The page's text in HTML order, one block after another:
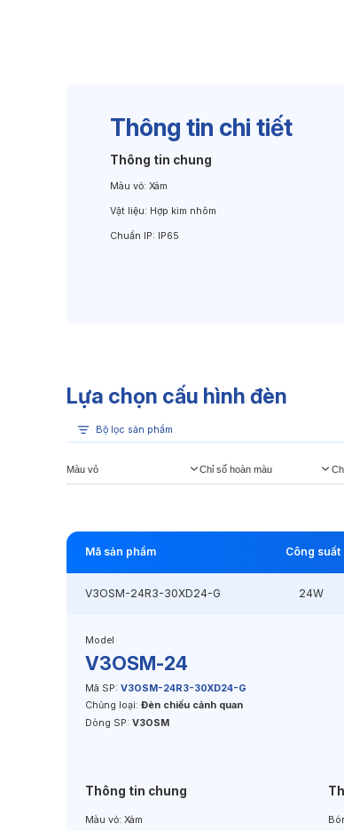
Thông tin chi tiết
Thông tin chung
Màu vỏ: Xám
Vật liệu: Hợp kim nhôm
Chuẩn IP: IP65
Lựa chọn cấu hình đèn
Bộ lọc sản phẩm
Màu vỏ Chỉ số hoàn màu
Mã sản phẩm Công suất
V3OSM-24R3-30XD24-G 24W
Model
V3OSM-24
Mã SP: V3OSM-24R3-30XD24-G
Chủng loại: Đèn chiếu cảnh quan
Dòng SP: V3OSM
Thông tin chung
Màu vỏ: Xám